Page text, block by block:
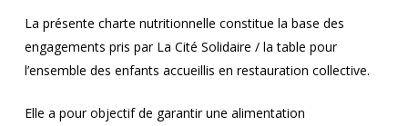
La présente charte nutritionnelle constitue la base des
engagements pris par La Cité Solidaire / la table pour
l’ensemble des enfants accueillis en restauration collective.
Elle a pour objectif de garantir une alimentation